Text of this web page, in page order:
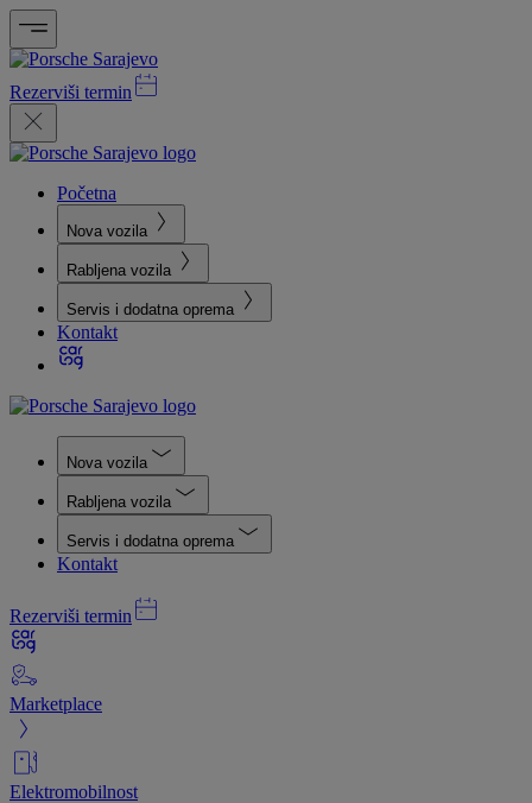
Rezerviši termin
Početna
Nova vozila
Rabljena vozila
Servis i dodatna oprema
Kontakt
Nova vozila
Rabljena vozila
Servis i dodatna oprema
Kontakt
Rezerviši termin
Marketplace
Elektromobilnost